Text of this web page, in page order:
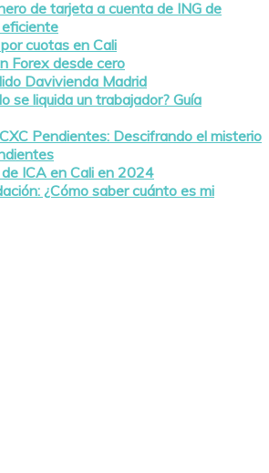
de tarjeta a cuenta de ING de
cuotas en Cali
Forex desde cero
Davivienda Madrid
se liquida un trabajador? Guía
Pendientes: Descifrando el misterio
ICA en Cali en 2024
¿Cómo saber cuánto es mi